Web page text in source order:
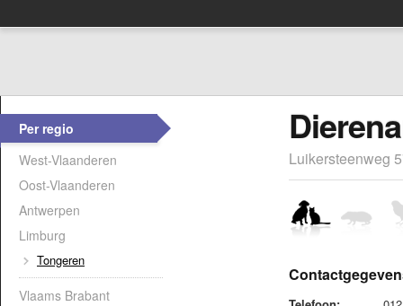
Per regio
West-Vlaanderen
Oost-Vlaanderen
Antwerpen
Limburg
Tongeren
Vlaams Brabant
Luikersteenweg